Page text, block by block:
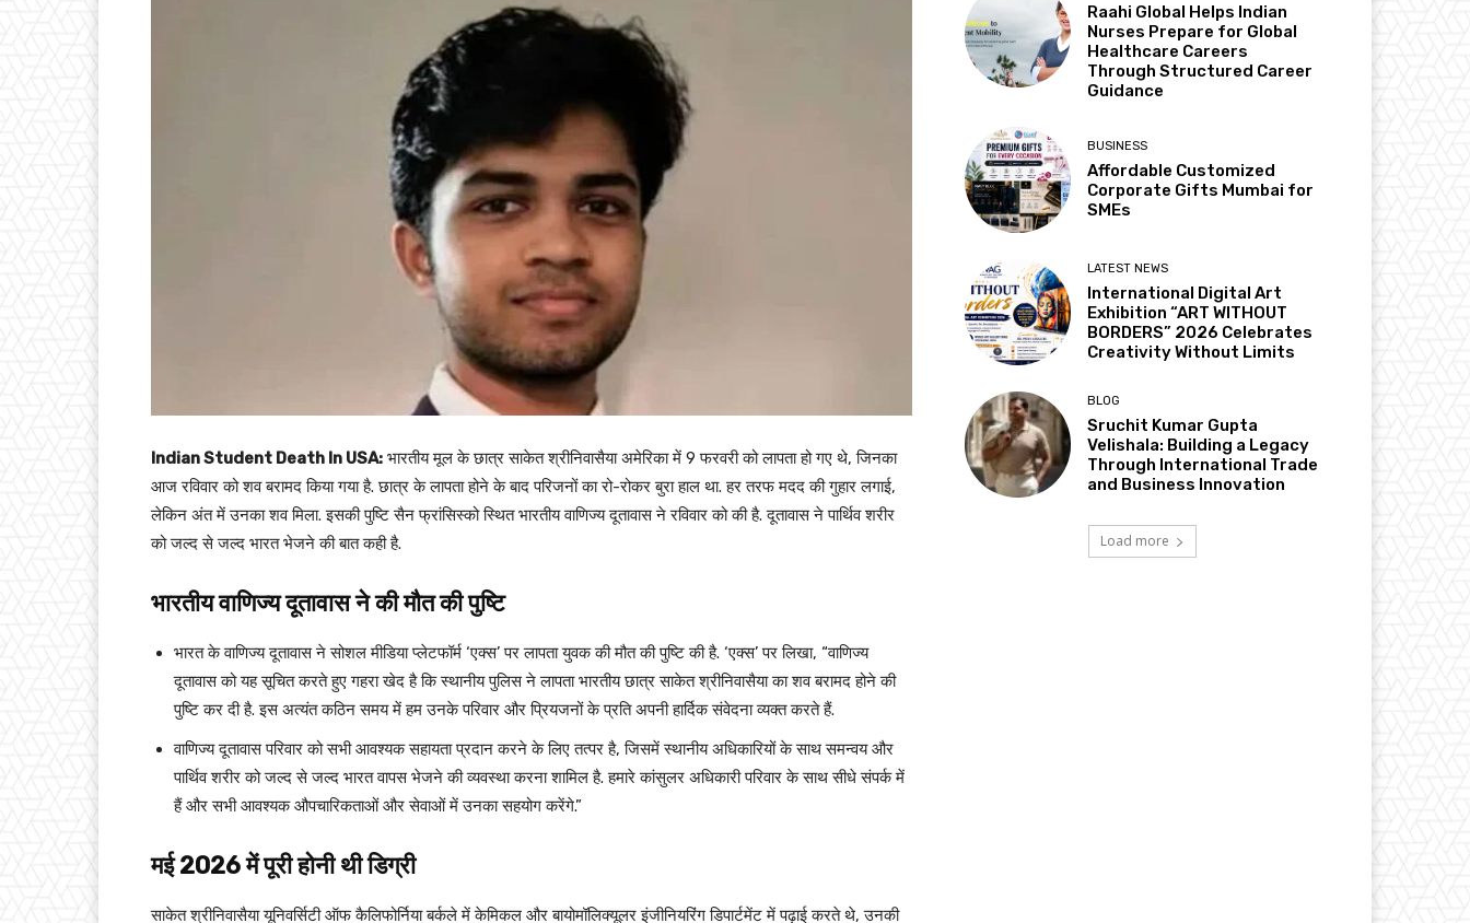
Indian Student Death In USA: भारतीय मूल के छात्र साकेत श्रीनिवासैया अमेरिका में 9 फरवरी को लापता हो गए थे, जिनका
आज रविवार को शव बरामद किया गया है. छात्र के लापता होने के बाद परिजनों का रो-रोकर बुरा हाल था. हर तरफ मदद की गुहार लगाई,
लेकिन अंत में उनका शव मिला. इसकी पुष्टि सैन फ्रांसिस्को स्थित भारतीय वाणिज्य दूतावास ने रविवार को की है. दूतावास ने पार्थिव शरीर
को जल्द से जल्द भारत भेजने की बात कही है.
भारतीय वाणिज्य दूतावास ने की मौत की पुष्टि
भारत के वाणिज्य दूतावास ने सोशल मीडिया प्लेटफॉर्म ‘एक्स’ पर लापता युवक की मौत की पुष्टि की है. ‘एक्स’ पर लिखा, “वाणिज्य
दूतावास को यह सूचित करते हुए गहरा खेद है कि स्थानीय पुलिस ने लापता भारतीय छात्र साकेत श्रीनिवासैया का शव बरामद होने की
पुष्टि कर दी है. इस अत्यंत कठिन समय में हम उनके परिवार और प्रियजनों के प्रति अपनी हार्दिक संवेदना व्यक्त करते हैं.
वाणिज्य दूतावास परिवार को सभी आवश्यक सहायता प्रदान करने के लिए तत्पर है, जिसमें स्थानीय अधिकारियों के साथ समन्वय और
पार्थिव शरीर को जल्द से जल्द भारत वापस भेजने की व्यवस्था करना शामिल है. हमारे कांसुलर अधिकारी परिवार के साथ सीधे संपर्क में
हैं और सभी आवश्यक औपचारिकताओं और सेवाओं में उनका सहयोग करेंगे.”
मई 2026 में पूरी होनी थी डिग्री
साकेत श्रीनिवासैया यूनिवर्सिटी ऑफ कैलिफोर्निया बर्कले में केमिकल और बायोमॉलिक्यूलर इंजीनियरिंग डिपार्टमेंट में पढ़ाई करते थे, उनकी
Raahi Global Helps Indian
Nurses Prepare for Global
Healthcare Careers
Through Structured Career
Guidance
BUSINESS
Affordable Customized
Corporate Gifts Mumbai for
SMEs
LATEST NEWS
International Digital Art
Exhibition “ART WITHOUT
BORDERS” 2026 Celebrates
Creativity Without Limits
BLOG
Sruchit Kumar Gupta
Velishala: Building a Legacy
Through International Trade
and Business Innovation
Load more